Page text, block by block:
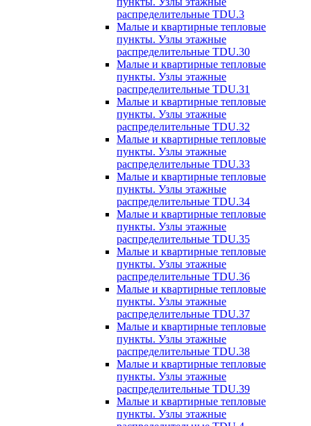
распределительные TDU.3
Малые и квартирные тепловые
пункты. Узлы этажные
распределительные TDU.30
Малые и квартирные тепловые
пункты. Узлы этажные
распределительные TDU.31
Малые и квартирные тепловые
пункты. Узлы этажные
распределительные TDU.32
Малые и квартирные тепловые
пункты. Узлы этажные
распределительные TDU.33
Малые и квартирные тепловые
пункты. Узлы этажные
распределительные TDU.34
Малые и квартирные тепловые
пункты. Узлы этажные
распределительные TDU.35
Малые и квартирные тепловые
пункты. Узлы этажные
распределительные TDU.36
Малые и квартирные тепловые
пункты. Узлы этажные
распределительные TDU.37
Малые и квартирные тепловые
пункты. Узлы этажные
распределительные TDU.38
Малые и квартирные тепловые
пункты. Узлы этажные
распределительные TDU.39
Малые и квартирные тепловые
пункты. Узлы этажные